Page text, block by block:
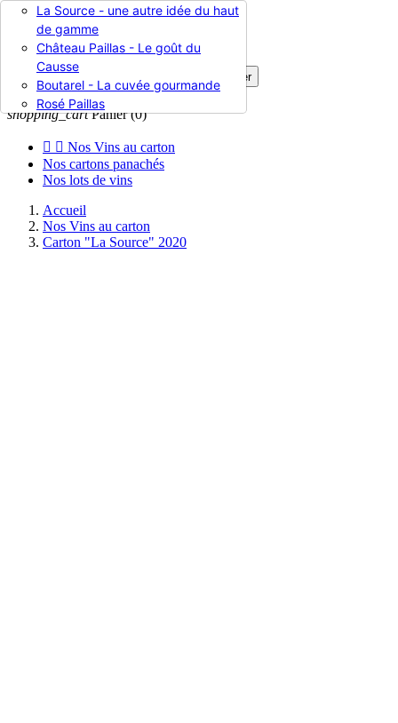
Rechercher
Connexion
shopping_cart Panier (0)
  Nos Vins au carton
La Source - une autre idée du haut
de gamme
Château Paillas - Le goût du
Causse
Boutarel - La cuvée gourmande
Rosé Paillas
Nos cartons panachés
Nos lots de vins
Accueil
Nos Vins au carton
Carton "La Source" 2020